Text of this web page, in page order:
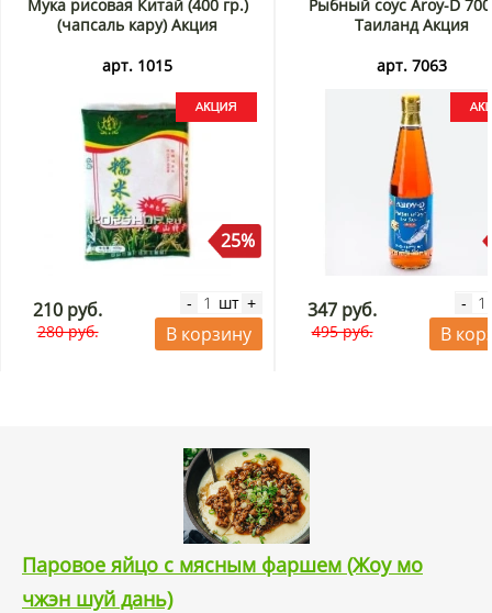
Мука рисовая Китай (400 гр.)
(чапсаль кару) Акция
арт. 1015
25%
210 руб.
280 руб.
- шт +
В корзину
Рыбный соус Aroy-D
Таиланд Акция
арт. 7063
347 руб.
495 руб.
-
В
Паровое яйцо с мясным фаршем (Жоу мо
чжэн шуй дань)